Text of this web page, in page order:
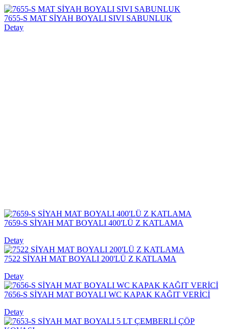
7655-S MAT SİYAH BOYALI SIVI SABUNLUK
Detay
7659-S SİYAH MAT BOYALI 400'LÜ Z KATLAMA
Detay
7522 SİYAH MAT BOYALI 200'LÜ Z KATLAMA
Detay
7656-S SİYAH MAT BOYALI WC KAPAK KAĞIT VERİCİ
Detay